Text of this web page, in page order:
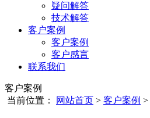
疑问解答
技术解答
客户案例
客户案例
客户感言
联系我们
客户案例
当前位置：
网站首页 > 客户案例 >